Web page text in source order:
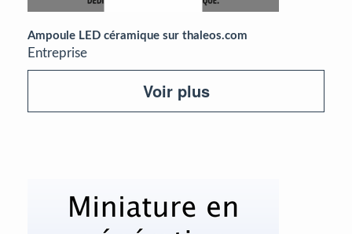
Ampoule LED céramique sur thaleos.com
Entreprise
Voir plus